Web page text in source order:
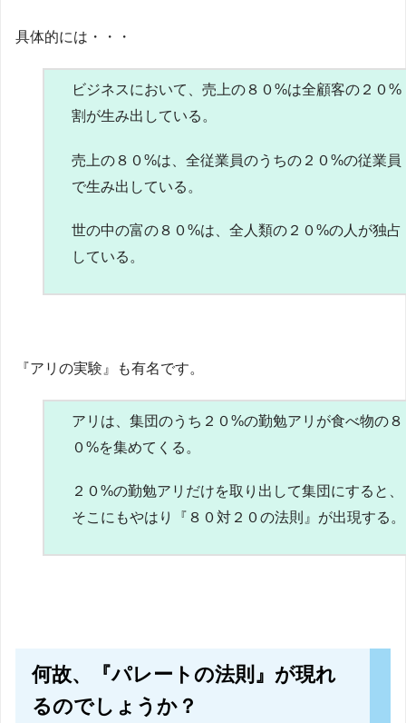
具体的には・・・
ビジネスにおいて、売上の８０%は全顧客の２０%
割が生み出している。
売上の８０%は、全従業員のうちの２０%の従業員
で生み出している。
世の中の富の８０%は、全人類の２０%の人が独占
している。
『アリの実験』も有名です。
アリは、集団のうち２０%の勤勉アリが食べ物の８
０%を集めてくる。
２０%の勤勉アリだけを取り出して集団にすると、
そこにもやはり『８０対２０の法則』が出現する。
何故、 『パレートの法則』 が現れ
るのでしょうか？